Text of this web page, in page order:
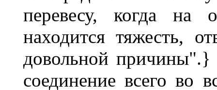
перевесу, когда на
находится тяжесть,
довольной причины".}
соединение всего во